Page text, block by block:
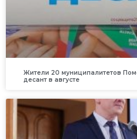
Жители 20 муниципалитетов
десант в августе